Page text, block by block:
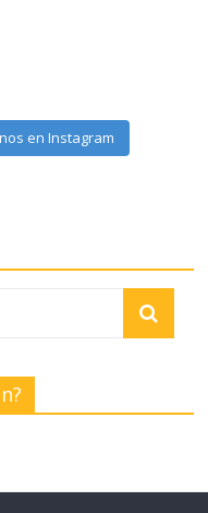
en Instagram